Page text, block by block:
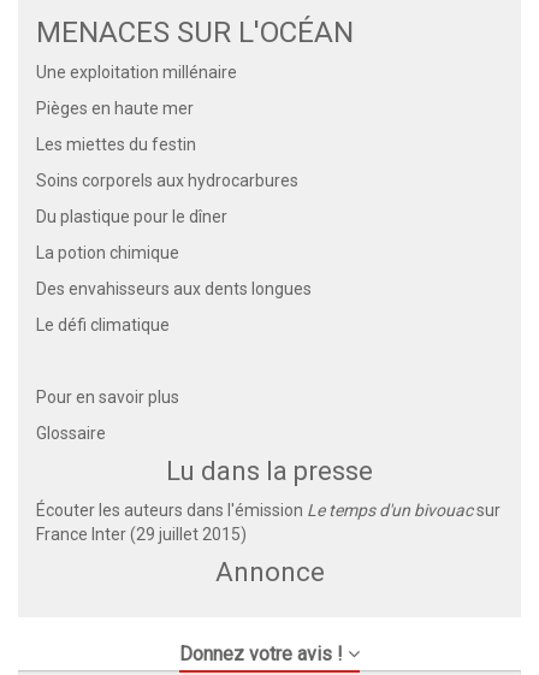
MENACES SUR L'OCÉAN
Une exploitation millénaire
Pièges en haute mer
Les miettes du festin
Soins corporels aux hydrocarbures
Du plastique pour le dîner
La potion chimique
Des envahisseurs aux dents longues
Le défi climatique
Pour en savoir plus
Glossaire
Lu dans la presse
Écouter les auteurs dans l'émission Le temps d'un bivouacsur
France Inter (29 juillet 2015)
Annonce
Donnez votre avis !